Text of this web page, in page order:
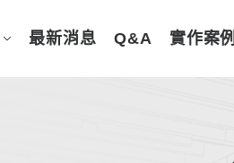
最新消息 Q&A 實作案例